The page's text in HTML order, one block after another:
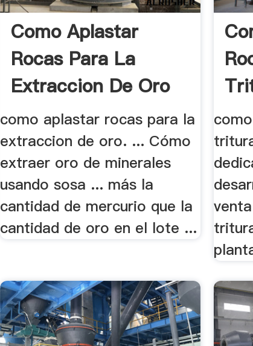
Como Aplastar
Rocas Para La
Extraccion De Oro
como aplastar rocas para la
extraccion de oro. ... Cómo
extraer oro de minerales
usando sosa ... más la
cantidad de mercurio que la
cantidad de oro en el lote ...